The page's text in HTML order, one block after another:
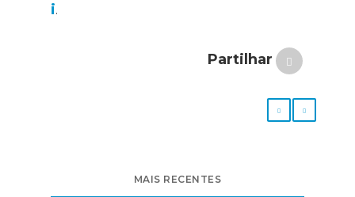
i.
Partilhar
MAIS RECENTES